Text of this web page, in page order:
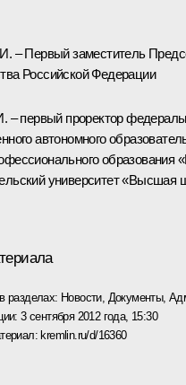
– Первый заместитель
Российской Федерации
– первый проректор
автономного
образования
университет «Высшая
разделах: Новости, Документы,
3 сентября 2012 года, 15:30
kremlin.ru/d/16360